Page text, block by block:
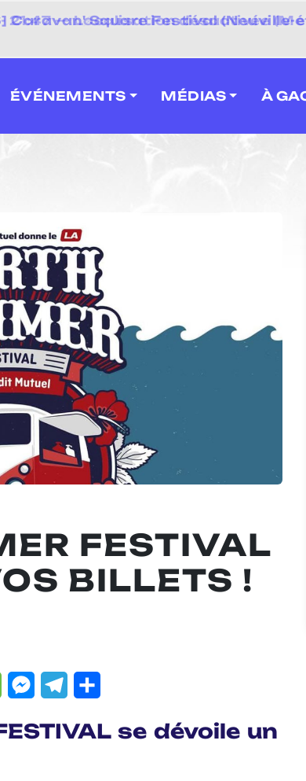
Caravan' Square Festival (Neuville-
ÉVÉNEMENTS MÉDIAS À
FESTIVAL
BILLETS !
MessageMessenger
Telegram
se dévoile un